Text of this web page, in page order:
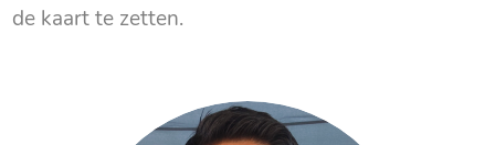
de kaart te zetten.